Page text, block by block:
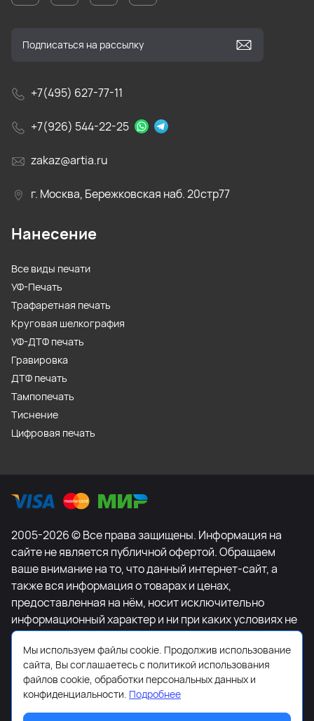
+7(495) 627-77-11
+7(926) 544-22-25
zakaz@artia.ru
г. Москва, Бережковская наб. 20стр77
Нанесение
Все виды печати
УФ-Печать
Трафаретная печать
Круговая шелкография
УФ-ДТФ печать
Гравировка
ДТФ печать
Тампопечать
Тиснение
Цифровая печать
2005-2026 © Все права защищены. Информация на
сайте не является публичной офертой. Обращаем
ваше внимание на то, что данный интернет-сайт, а
также вся информация о товарах и ценах,
предоставленная на нём, носит исключительно
информационный характер и ни при каких условиях не
является публичной офертой, определяемой
положениями Статьи 437 Гражданского кодекса
Российской Федерации. Для получения подробной
информации о наличии и стоимости указанных
товаров и (или) услуг, пожалуйста, обращайтесь к
Мы используем файлы cookie. Продолжив использование
сайта, Вы соглашаетесь с политикой использования
файлов cookie, обработки персональных данных и
конфиденциальности. Подробнее